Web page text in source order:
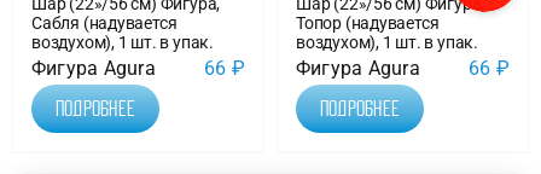
Сабля (надувается
воздухом), 1 шт. в упак.
Фигура Agura 66 ₽
Подробнее
Топор (надувается
воздухом), 1 шт. в упак.
Фигура Agura 66 ₽
Подробнее